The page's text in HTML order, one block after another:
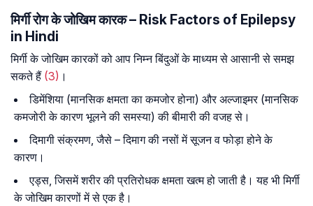
मिर्गी रोग के जोखिम कारक – Risk Factors of Epilepsy
in Hindi
मिर्गी के जोखिम कारकों को आप निम्न बिंदुओं के माध्यम से आसानी से समझ
सकते हैं (3) ।
डिमेंशिया (मानसिक क्षमता का कमजोर होना) और अल्जाइमर (मानसिक
कमजोरी के कारण भूलने की समस्या) की बीमारी की वजह से।
दिमागी संक्रमण, जैसे – दिमाग की नसों में सूजन व फोड़ा होने के
कारण।
एड्स, जिसमें शरीर की प्रतिरोधक क्षमता खत्म हो जाती है। यह भी मिर्गी
के जोखिम कारणों में से एक है।